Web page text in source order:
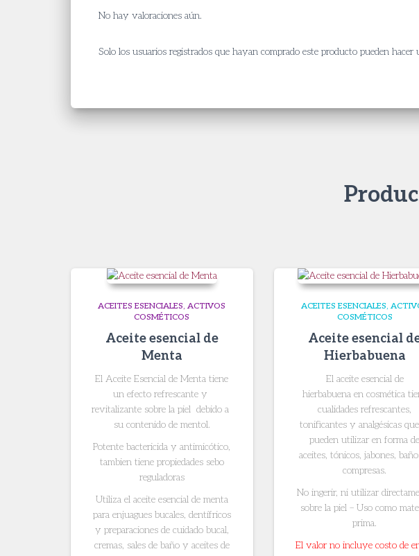
No hay valoraciones aún.
Solo los usuarios registrados que hayan comprado este producto pueden hacer
ACEITES ESENCIALES ACTIVOS
COSMÉTICOS
Aceite esencial de
Menta
El Aceite Esencial de Menta tiene
un efecto refrescante y
revitalizante sobre la piel debido a
su contenido de mentol.
Potente bactericida y antimicótico,
tambien tiene propiedades sebo
reguladoras
Utiliza el aceite esencial de menta
para enjuagues bucales, dentífricos
y preparaciones de cuidado bucal,
cremas, sales de baño y aceites de
ACEITES ESENCIALES
COSMÉTICOS
Aceite esencial
Hierbabuena
El aceite esencial de
hierbabuena en cosmética
cualidades refrescantes,
tonificantes y analgésicas
pueden utilizar en forma de
aceites, tónicos, jabones,
compresas.
No ingerir, ni utilizar
sobre la piel – Uso como
prima.
El valor no incluye costo de